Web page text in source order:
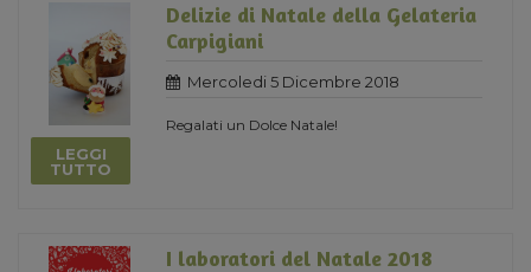
LEGGI
TUTTO
Delizie di Natale della Gelateria
Carpigiani
Mercoledi 5 Dicembre 2018
Regalati un Dolce Natale!
I laboratori del Natale 2018